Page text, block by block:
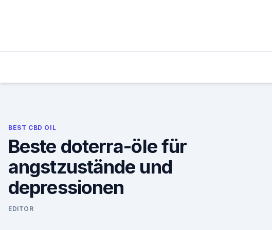
BEST CBD OIL
Beste doterra-öle für
angstzustände und
depressionen
EDITOR